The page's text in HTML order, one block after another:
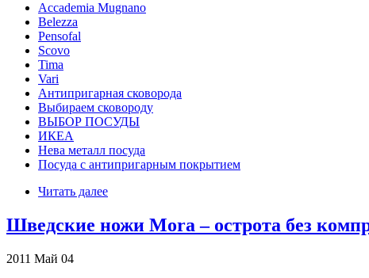
Accademia Mugnano
Belezza
Pensofal
Scovo
Tima
Vari
Антипригарная сковорода
Выбираем сковороду
ВЫБОР ПОСУДЫ
ИКЕА
Нева металл посуда
Посуда с антипригарным покрытием
Читать далее
Шведские ножи Mora – острота без
2011 Май 04